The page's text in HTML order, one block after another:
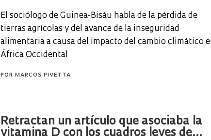
El sociólogo de Guinea-Bisáu habla de la pérdida de
tierras agrícolas y del avance de la inseguridad
alimentaria a causa del impacto del cambio climático
África Occidental
POR MARCOS PIVETTA
Retractan un artículo que asociaba la
vitamina D con los cuadros leves de...